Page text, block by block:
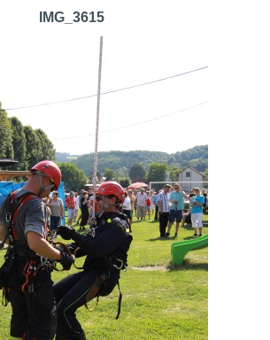
IMG_3615